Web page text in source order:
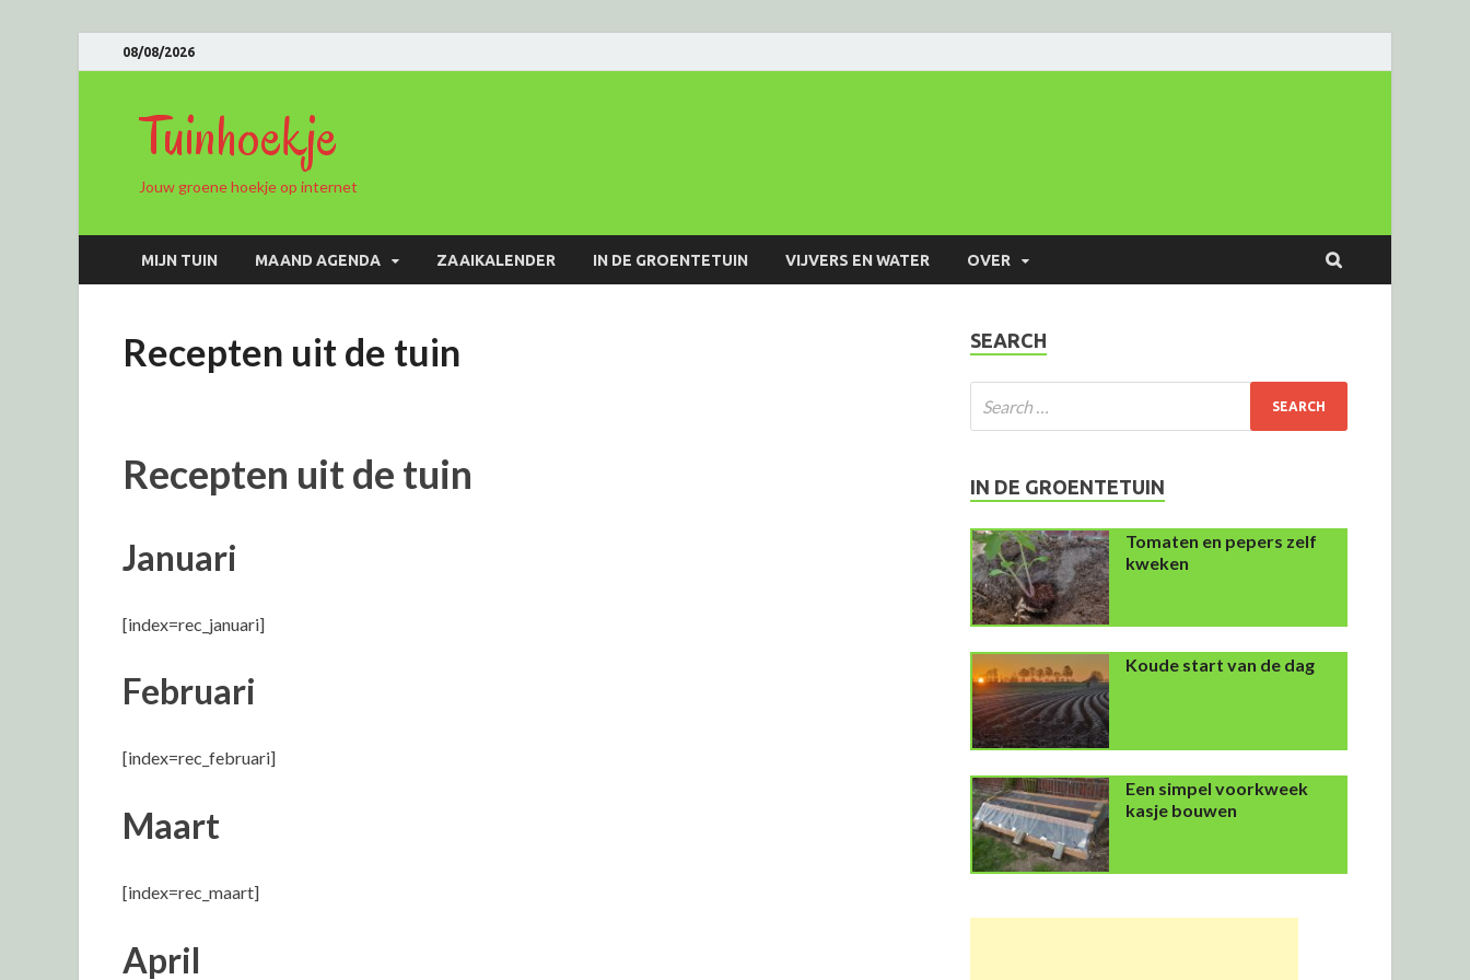
08/08/2026
Tuinhoekje
Jouw groene hoekje op internet
MIJN TUIN MAAND AGENDA ZAAIKALENDER IN DE GROENTETUIN VIJVERS EN WATER OVER
Recepten uit de tuin
Recepten uit de tuin
Januari
[index=rec_januari]
Februari
[index=rec_februari]
Maart
[index=rec_maart]
April
SEARCH
IN DE GROENTETUIN
Tomaten en pepers zelf
kweken
Koude start van de dag
Een simpel voorkweek
kasje bouwen